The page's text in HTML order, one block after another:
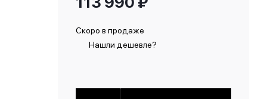
Скоро в продаже
Нашли дешевле?